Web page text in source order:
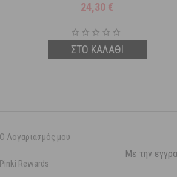
24,30 €
ΣΤΟ ΚΑΛΑΘΙ
Ο Λογαριασμός μου
Pinki Rewards
Με την